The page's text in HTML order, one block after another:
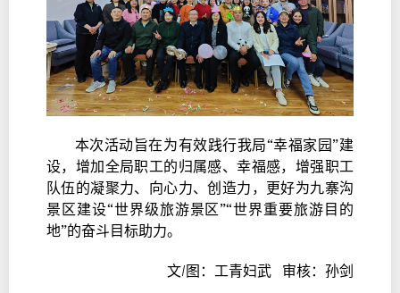
本次活动旨在为有效践行我局“幸福家园”建
设，增加全局职工的归属感、幸福感，增强职工
队伍的凝聚力、向心力、创造力，更好为九寨沟
景区建设“世界级旅游景区”“世界重要旅游目的
地”的奋斗目标助力。
文/图：工青妇武 审核：孙剑